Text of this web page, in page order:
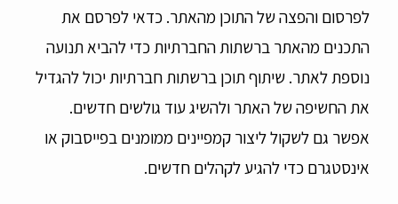
לפרסום והפצה של התוכן מהאתר. כדאי לפרסם את
התכנים מהאתר ברשתות החברתיות כדי להביא תנועה
נוספת לאתר. שיתוף תוכן ברשתות חברתיות יכול להגדיל
את החשיפה של האתר ולהשיג עוד גולשים חדשים.
אפשר גם לשקול ליצור קמפיינים ממומנים בפייסבוק או
אינסטגרם כדי להגיע לקהלים חדשים.